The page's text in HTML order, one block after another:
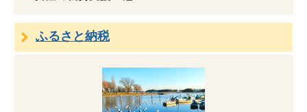
ふるさと納税